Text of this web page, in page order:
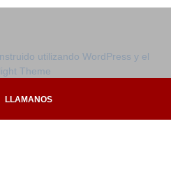
utilizando WordPress y el
Theme
LLAMANOS